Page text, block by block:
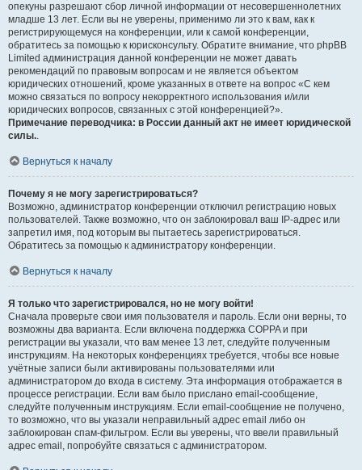
опекуны разрешают сбор личной информации от несовершеннолетних
младше 13 лет. Если вы не уверены, применимо ли это к вам, как к
регистрирующемуся на конференции, или к самой конференции,
обратитесь за помощью к юрисконсульту. Обратите внимание, что phpBB
Limited администрация данной конференции не может давать
рекомендаций по правовым вопросам и не является объектом
юридических отношений, кроме указанных в ответе на вопрос «С кем
можно связаться по вопросу некорректного использования и/или
юридических вопросов, связанных с этой конференцией?».
Примечание переводчика: в России данный акт не имеет юридической
силы..
Вернуться к началу
Почему я не могу зарегистрироваться?
Возможно, администратор конференции отключил регистрацию новых
пользователей. Также возможно, что он заблокировал ваш IP-адрес или
запретил имя, под которым вы пытаетесь зарегистрироваться.
Обратитесь за помощью к администратору конференции.
Вернуться к началу
Я только что зарегистрировался, но не могу войти!
Сначала проверьте свои имя пользователя и пароль. Если они верны, то
возможны два варианта. Если включена поддержка COPPA и при
регистрации вы указали, что вам менее 13 лет, следуйте полученным
инструкциям. На некоторых конференциях требуется, чтобы все новые
учётные записи были активированы пользователями или
администратором до входа в систему. Эта информация отображается в
процессе регистрации. Если вам было прислано email-сообщение,
следуйте полученным инструкциям. Если email-сообщение не получено,
то возможно, что вы указали неправильный адрес email либо он
заблокирован спам-фильтром. Если вы уверены, что ввели правильный
адрес email, попробуйте связаться с администратором.